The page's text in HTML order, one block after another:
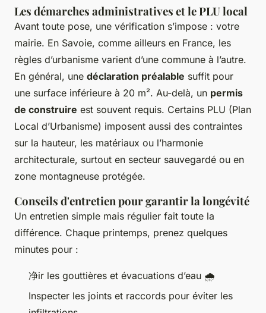
Les démarches administratives et le PLU local
Avant toute pose, une vérification s’impose : votre
mairie. En Savoie, comme ailleurs en France, les
règles d’urbanisme varient d’une commune à l’autre.
En général, une déclaration préalable suffit pour
une surface inférieure à 20 m². Au-delà, un permis
de construire est souvent requis. Certains PLU (Plan
Local d’Urbanisme) imposent aussi des contraintes
sur la hauteur, les matériaux ou l’harmonie
architecturale, surtout en secteur sauvegardé ou en
zone montagneuse protégée.
Conseils d'entretien pour garantir la longévité
Un entretien simple mais régulier fait toute la
différence. Chaque printemps, prenez quelques
minutes pour :
净ir les gouttières et évacuations d’eau 🌧️
Inspecter les joints et raccords pour éviter les